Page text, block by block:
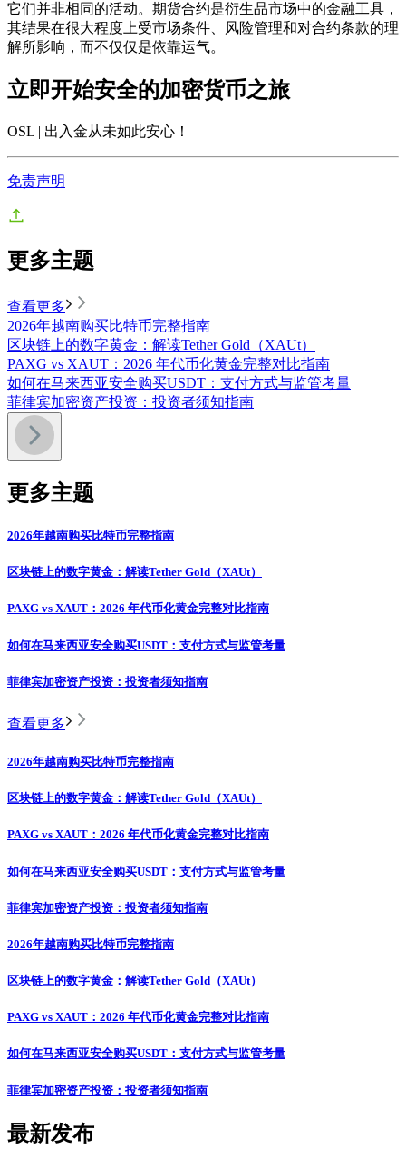
它们并非相同的活动。期货合约是衍生品市场中的金融工具，
其结果在很大程度上受市场条件、风险管理和对合约条款的理
解所影响，而不仅仅是依靠运气。
立即开始安全的加密货币之旅
OSL | 出入金从未如此安心 ！
免责声明
更多主题
查看更多
2026年越南购买比特币完整指南
区块链上的数字黄金：解读Tether Gold（XAUt）
PAXG vs XAUT：2026 年代币化黄金完整对比指南
如何在马来西亚安全购买USDT：支付方式与监管考量
菲律宾加密资产投资：投资者须知指南
更多主题
2026年越南购买比特币完整指南
区块链上的数字黄金：解读Tether Gold（XAUt）
PAXG vs XAUT：2026 年代币化黄金完整对比指南
如何在马来西亚安全购买USDT：支付方式与监管考量
菲律宾加密资产投资：投资者须知指南
查看更多
2026年越南购买比特币完整指南
区块链上的数字黄金：解读Tether Gold（XAUt）
PAXG vs XAUT：2026 年代币化黄金完整对比指南
如何在马来西亚安全购买USDT：支付方式与监管考量
菲律宾加密资产投资：投资者须知指南
2026年越南购买比特币完整指南
区块链上的数字黄金：解读Tether Gold（XAUt）
PAXG vs XAUT：2026 年代币化黄金完整对比指南
如何在马来西亚安全购买USDT：支付方式与监管考量
菲律宾加密资产投资：投资者须知指南
最新发布